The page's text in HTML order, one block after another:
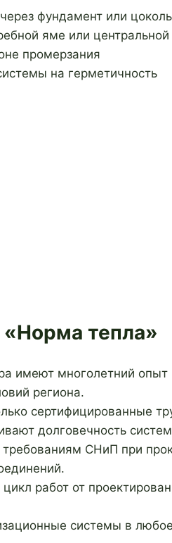
фундамент или
яме или центральной
промерзания
на герметичность
тепла»
имеют многолетний
региона.
сертифицированные
долговечность
СНиП при
работ от
системы в